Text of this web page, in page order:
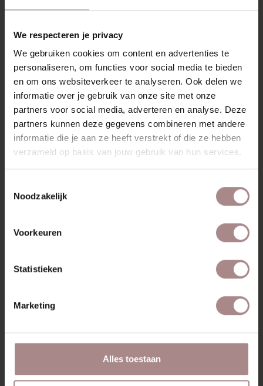
We respecteren je privacy
We gebruiken cookies om content en advertenties te
personaliseren, om functies voor social media te bieden
en om ons websiteverkeer te analyseren. Ook delen we
informatie over je gebruik van onze site met onze
partners voor social media, adverteren en analyse. Deze
partners kunnen deze gegevens combineren met andere
informatie die je aan ze heeft verstrekt of die ze hebben
verzameld op basis van jouw gebruik van hun services.
Noodzakelijk
Voorkeuren
Statistieken
Marketing
Alles toestaan
KENMERKEN
VERPAKKING & MONTAGE
AFMETINGEN
ZAKELIJK
MISSCHIEN VIND JE DIT
SINNI | EIKEN
VANAF€ 189,00
SINNI EIKEN |
ZITTING SAND